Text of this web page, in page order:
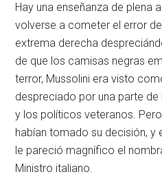
Hay una enseñanza de plena
volverse a cometer el error
extrema derecha
de que los camisas negras
terror, Mussolini era visto
despreciado por una parte de
y los políticos veteranos.
habían tomado su decisión, y
le pareció magnífico el
Ministro italiano.